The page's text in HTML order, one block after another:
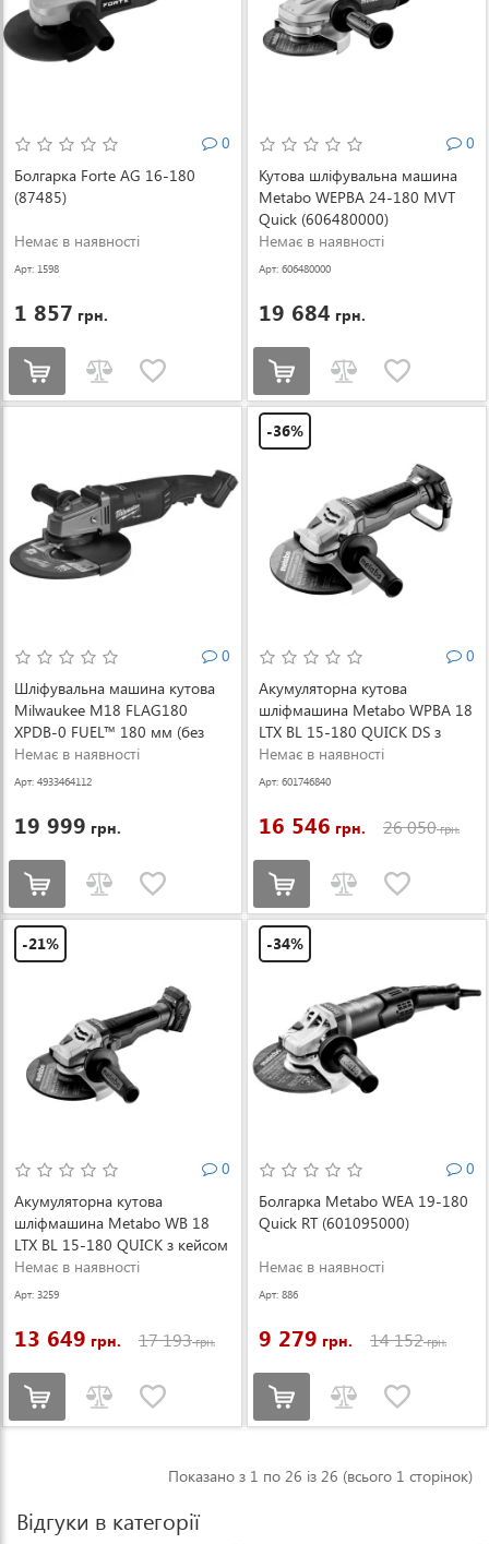
0
Болгарка Forte AG 16-180
(87485)
Немає в наявності
Арт: 1598
1 857 грн.
0
Кутова шліфувальна машина
Metabo WEPBA 24-180 MVT
Quick (606480000)
Немає в наявності
Арт: 606480000
19 684 грн.
0
Шліфувальна машина кутова
Milwaukee M18 FLAG180
XPDB-0 FUEL™ 180 мм (без
АКБ і ЗП) (4933464112)
Немає в наявності
Арт: 4933464112
19 999 грн.
-36%
0
Акумуляторна кутова
шліфмашина Metabo WPBA 18
LTX BL 15-180 QUICK DS з
кейсом METABOX 165 L
(601746840)
Немає в наявності
Арт: 601746840
16 546 грн. 26 050грн.
-21%
0
Акумуляторна кутова
шліфмашина Metabo WB 18
LTX BL 15-180 QUICK з кейсом
METABOX 165 L (601735840)
Немає в наявності
Арт: 3259
13 649 грн. 17 193грн.
-34%
0
Болгарка Metabo WEA 19-180
Quick RT (601095000)
Немає в наявності
Арт: 886
9 279 грн. 14 152грн.
Показано з 1 по 26 із 26 (всього 1 сторінок)
Відгуки в категорії